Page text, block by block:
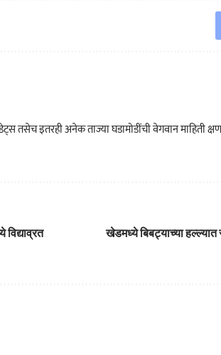
तसेच इतरही अनेक ताज्या घडामोडींची वेगवान माहिती
विद्याव्रत
खेडमध्ये बिबट्याच्या